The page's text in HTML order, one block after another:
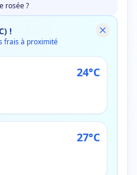
rosée ?
!
frais à proximité
24°C
27°C